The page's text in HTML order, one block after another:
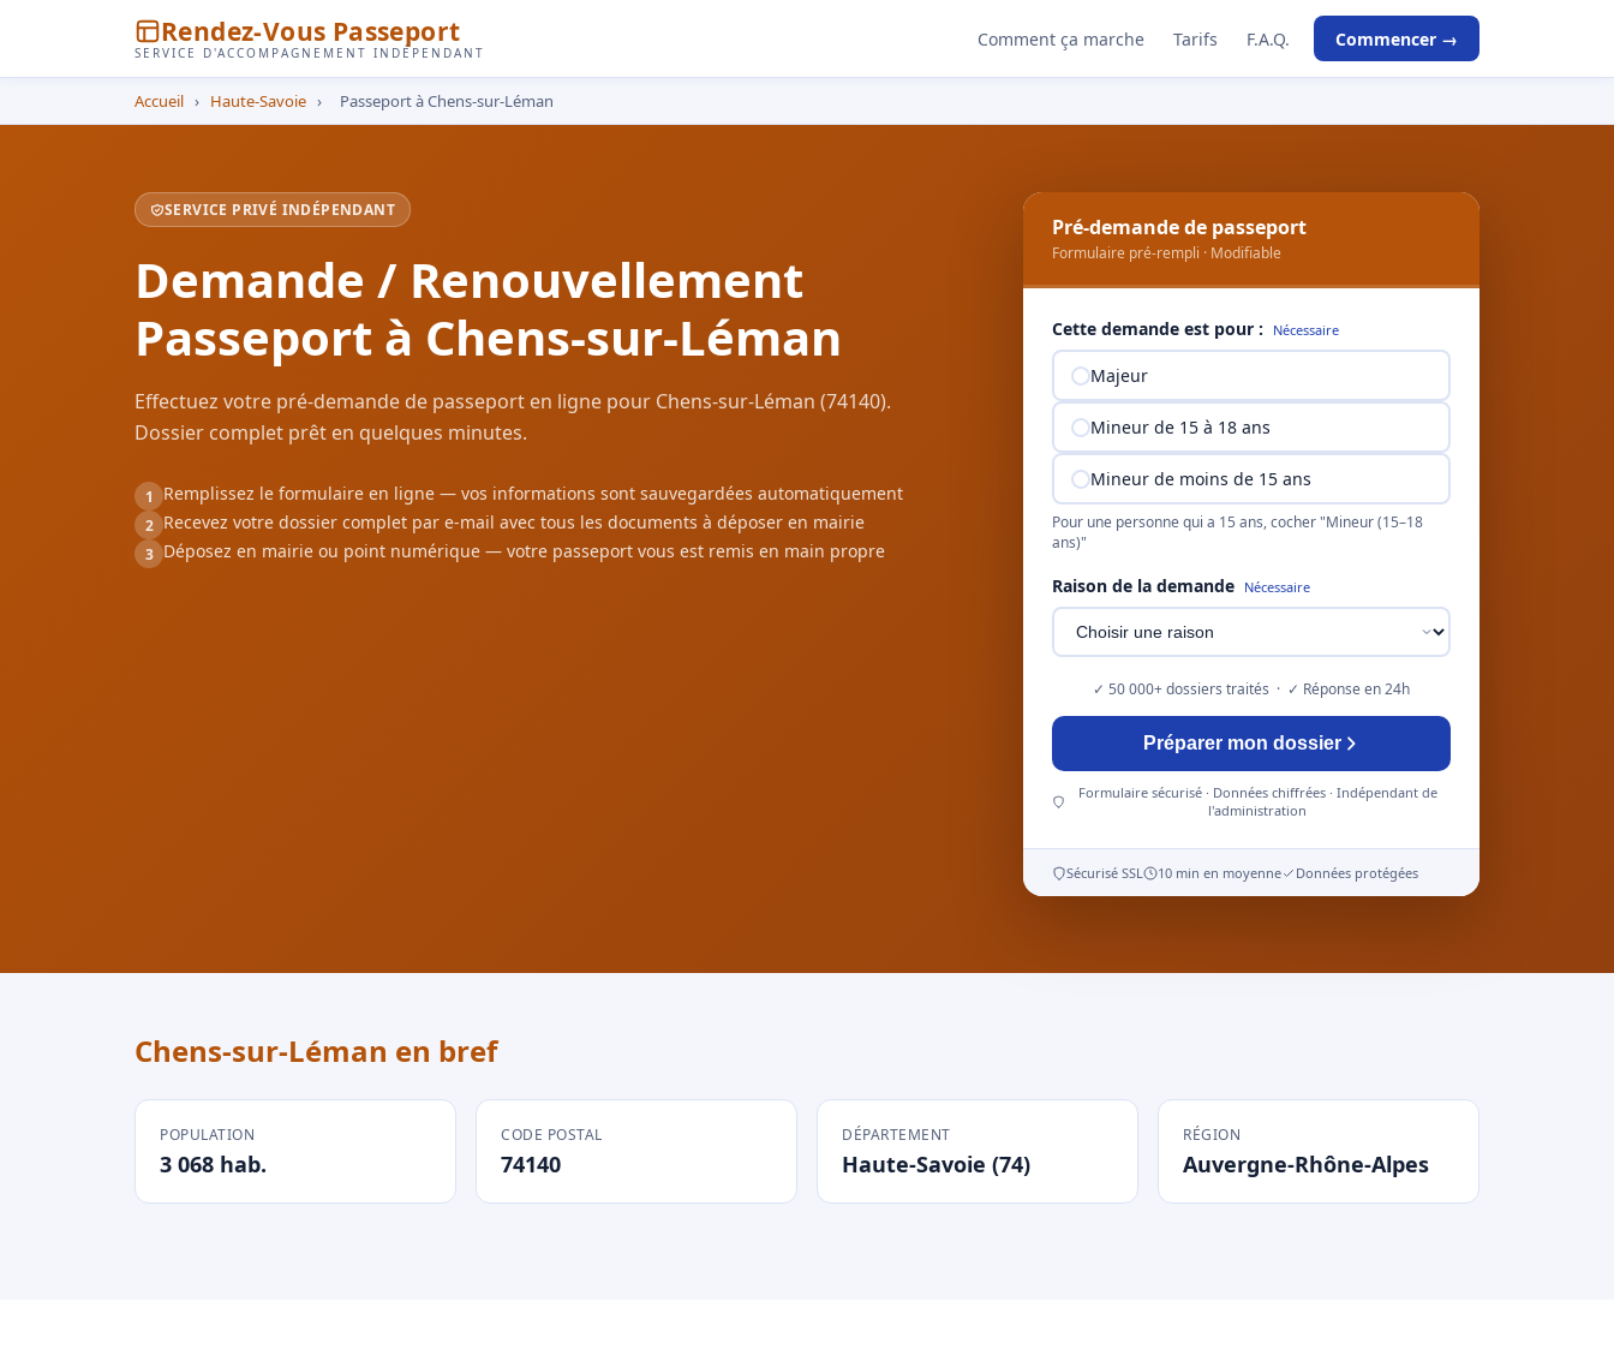
Rendez-Vous Passeport
SERVICE D'ACCOMPAGNEMENT INDÉPENDANT
Comment ça marche Tarifs F.A.Q. Commencer →
Accueil › Haute-Savoie › Passeport à Chens-sur-Léman
SERVICE PRIVÉ INDÉPENDANT
Demande / Renouvellement
Passeport à Chens-sur-Léman
Effectuez votre pré-demande de passeport en ligne pour Chens-sur-Léman (74140).
Dossier complet prêt en quelques minutes.
1 Remplissez le formulaire en ligne — vos informations sont sauvegardées automatiquement
2 Recevez votre dossier complet par e-mail avec tous les documents à déposer en mairie
3 Déposez en mairie ou point numérique — votre passeport vous est remis en main propre
Pré-demande de passeport
Formulaire pré-rempli · Modifiable
Cette demande est pour : Nécessaire
Majeur
Mineur de 15 à 18 ans
Mineur de moins de 15 ans
Pour une personne qui a 15 ans, cocher "Mineur (15–18
ans)"
Raison de la demande Nécessaire
✓ 50 000+ dossiers traités · ✓ Réponse en 24h
Préparer mon dossier
Formulaire sécurisé · Données chiffrées · Indépendant de
l'administration
Sécurisé SSL 10 min en moyenne Données protégées
Chens-sur-Léman en bref
POPULATION
3 068 hab.
CODE POSTAL
74140
DÉPARTEMENT
Haute-Savoie (74)
RÉGION
Auvergne-Rhône-Alpes